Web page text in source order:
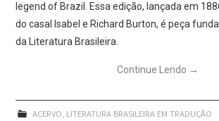
legend of Brazil. Essa edição, lançada em
do casal Isabel e Richard Burton, é peça
da Literatura Brasileira.
Continue Lendo →
ACERVO, LITERATURA BRASILEIRA EM TRADUÇÃO